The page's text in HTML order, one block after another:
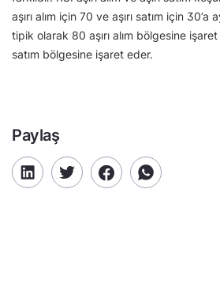
aşırı alım için 70 ve aşırı satım için
tipik olarak 80 aşırı alım bölgesine
satım bölgesine işaret eder.
Paylaş